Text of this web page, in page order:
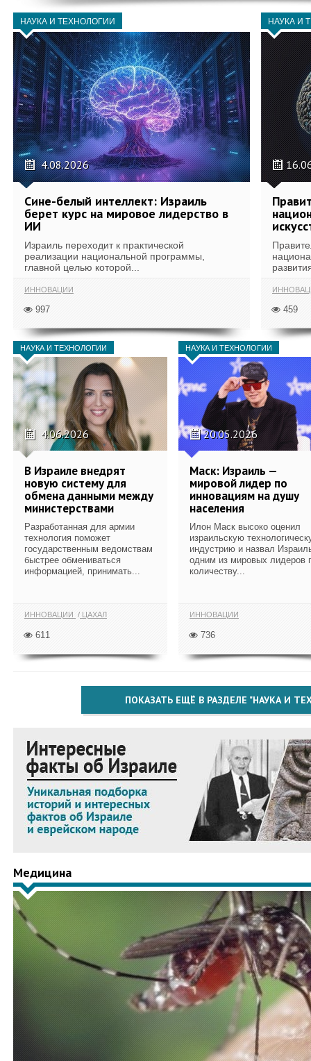
НАУКА И ТЕХНОЛОГИИ
4.08.2026
Сине-белый интеллект: Израиль
берет курс на мировое лидерство в
ИИ
Израиль переходит к практической
реализации национальной программы,
главной целью которой...
ИННОВАЦИИ
997
НАУКА И
459
НАУКА И ТЕХНОЛОГИИ
4.06.2026
В Израиле внедрят
новую систему для
обмена данными между
министерствами
Разработанная для армии
технология поможет
государственным ведомствам
быстрее обмениваться
информацией, принимать...
ИННОВАЦИИ ЦАХАЛ
611
НАУКА И ТЕХНОЛОГИИ
20.05.2026
Маск: Израиль —
мировой лидер по
инновациям на душу
населения
Илон Маск высоко оценил
израильскую
индустрию и назвал
одним из мировых лидеров
количеству...
ИННОВАЦИИ
736
ПОКАЗАТЬ ЕЩЁ В РАЗДЕЛЕ "НАУКА И
Медицина